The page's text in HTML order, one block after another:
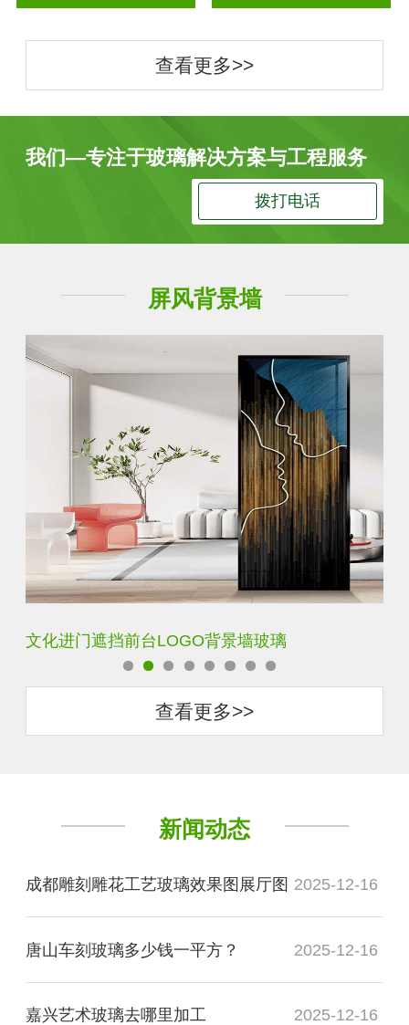
查看更多>>
我们—专注于玻璃解决方案与工程服务
拨打电话
屏风背景墙
文化进门遮挡前台LOGO背景墙玻璃
查看更多>>
新闻动态
成都雕刻雕花工艺玻璃效果图展厅图 2025-12-16
唐山车刻玻璃多少钱一平方？ 2025-12-16
嘉兴艺术玻璃去哪里加工 2025-12-16